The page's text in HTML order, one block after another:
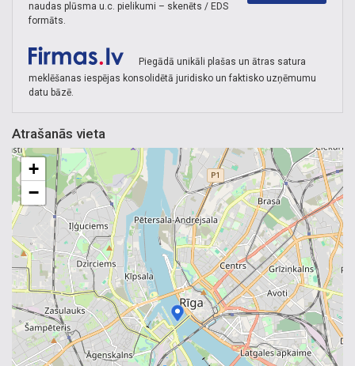
naudas plūsma u.c. pielikumi – skenēts / EDS
formāts.
Piegādā unikāli plašas un ātras satura
meklēšanas iespējas konsolidētā juridisko un faktisko uzņēmumu
datu bāzē.
Atrašanās vieta
+
−